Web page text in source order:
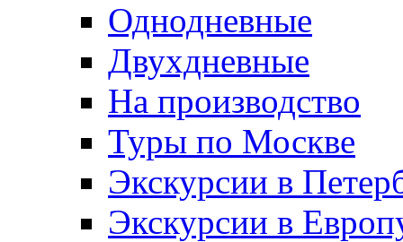
Однодневные
Двухдневные
На производство
Туры по Москве
Экскурсии в
Экскурсии в